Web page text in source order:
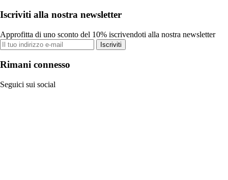
Iscriviti alla nostra newsletter
Approfitta di uno sconto del 10% iscrivendoti alla nostra newsletter
Iscriviti
Rimani connesso
Seguici sui social